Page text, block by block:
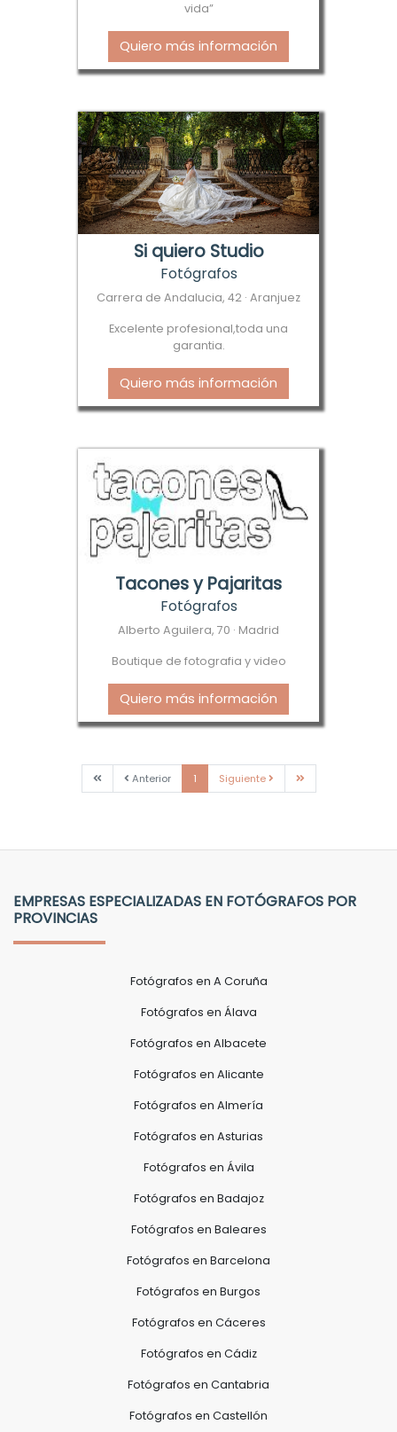
vida”
Quiero más información
Si quiero Studio
Fotógrafos
Carrera de Andalucia, 42 · Aranjuez
Excelente profesional,toda una
garantia.
Quiero más información
Tacones y Pajaritas
Fotógrafos
Alberto Aguilera, 70 · Madrid
Boutique de fotografia y video
Quiero más información
PrimeraAnteriorAnterior
1 Siguiente SiguienteÚltima
EMPRESAS ESPECIALIZADAS EN FOTÓGRAFOS POR
PROVINCIAS
Fotógrafos en A Coruña
Fotógrafos en Álava
Fotógrafos en Albacete
Fotógrafos en Alicante
Fotógrafos en Almería
Fotógrafos en Asturias
Fotógrafos en Ávila
Fotógrafos en Badajoz
Fotógrafos en Baleares
Fotógrafos en Barcelona
Fotógrafos en Burgos
Fotógrafos en Cáceres
Fotógrafos en Cádiz
Fotógrafos en Cantabria
Fotógrafos en Castellón